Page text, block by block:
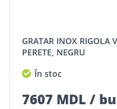
GRATAR INOX RIGOLA VARIO, 30-120CM, MONTAJ IN
PERETE, NEGRU
În stoc
7607 MDL /